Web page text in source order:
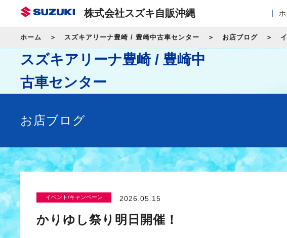
株式会社スズキ自販沖縄
ホーム スズキアリーナ豊崎 / 豊崎中古車センター お店ブログ
スズキアリーナ豊崎 / 豊崎中
古車センター
お店ブログ
イベント/キャンペーン 2026.05.15
かりゆし祭り明日開催！